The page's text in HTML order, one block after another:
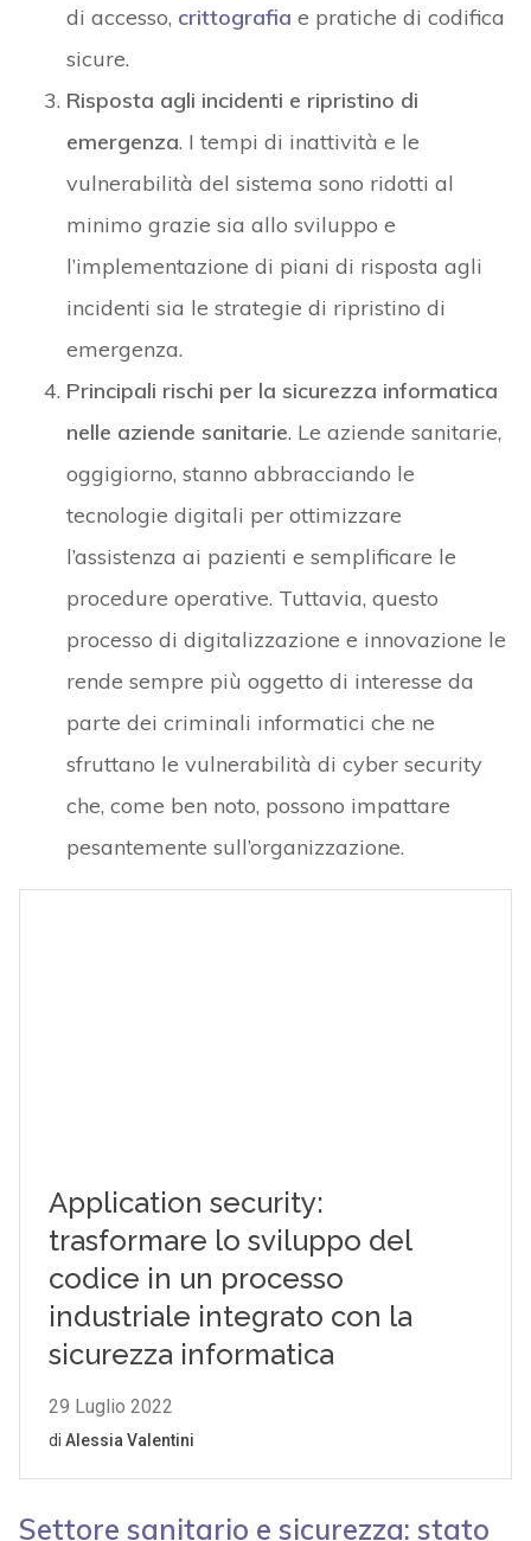
di accesso, crittografia e pratiche di codifica
sicure.
Risposta agli incidenti e ripristino di
emergenza. I tempi di inattività e le
vulnerabilità del sistema sono ridotti al
minimo grazie sia allo sviluppo e
l’implementazione di piani di risposta agli
incidenti sia le strategie di ripristino di
emergenza.
Principali rischi per la sicurezza informatica
nelle aziende sanitarie. Le aziende sanitarie,
oggigiorno, stanno abbracciando le
tecnologie digitali per ottimizzare
l’assistenza ai pazienti e semplificare le
procedure operative. Tuttavia, questo
processo di digitalizzazione e innovazione le
rende sempre più oggetto di interesse da
parte dei criminali informatici che ne
sfruttano le vulnerabilità di cyber security
che, come ben noto, possono impattare
pesantemente sull’organizzazione.
Settore sanitario e sicurezza: stato